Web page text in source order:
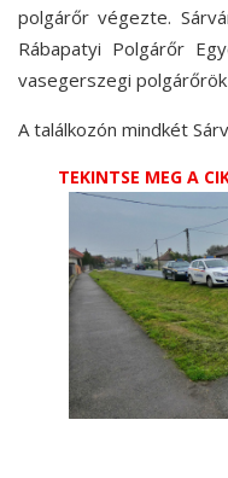
polgárőr végezte.
Rábapatyi Polgárőr
vasegerszegi
A találkozón mindkét
TEKINTSE MEG A